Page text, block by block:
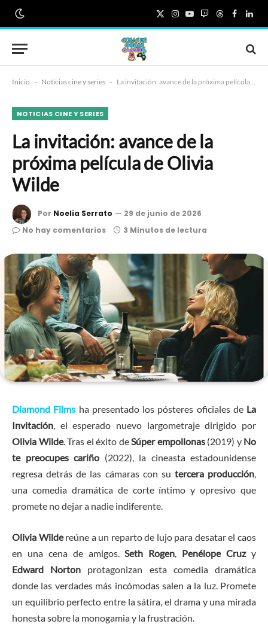
X
(Twitter)
Instagram
YouTube
TwitchThreads
Inicio - Noticias cine y series - La invitación: avance de la próxima película de Olivia Wilde
NOTICIAS CINE Y SERIES
La invitación: avance de la
próxima película de Olivia
Wilde
Por Noelia Serrato
29 de junio de 2026
No hay comentarios
3 Minutos de lectura
Diamond Films ha presentado los pósteres oficiales de La
Invitación, el esperado nuevo largometraje dirigido por
Olivia Wilde. Tras el éxito deSúper empollonas(2019) y No
te preocupes cariño (2022), la cineasta estadounidense
regresa detrás de las cámaras con su tercera producción,
una comedia dramática de corte íntimo y opresivo que
promete no dejar a nadie indiferente.
Olivia Wildereúne a un reparto de lujo para desatar el caos
en una cena de amigos.Seth Rogen, Penélope Cruzy
Edward Norton protagonizan esta comedia dramática
donde las verdades más incómodas salen a la luz. Promete
un equilibrio perfecto entre la sátira, el drama y una mirada
honesta sobre la monogamia y la frustración.